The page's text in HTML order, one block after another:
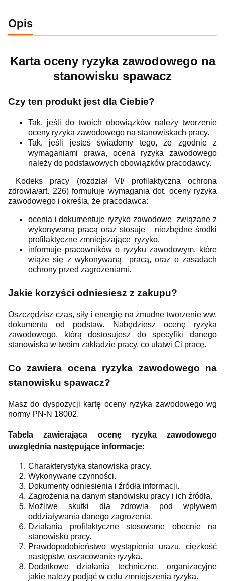
Opis
Karta oceny ryzyka zawodowego na
stanowisku spawacz
Czy ten produkt jest dla Ciebie?
Tak, jeśli do twoich obowiązków należy tworzenie
oceny ryzyka zawodowego na stanowiskach pracy.
Tak, jeśli jesteś świadomy tego, że zgodnie z
wymaganiami prawa, ocena ryzyka zawodowego
należy do podstawowych obowiązków pracodawcy.
Kodeks pracy (rozdział VI/ profilaktyczna ochrona
zdrowia/art. 226) formułuje wymagania dot. oceny ryzyka
zawodowego i określa, że pracodawca:
ocenia i dokumentuje ryzyko zawodowe związane z
wykonywaną pracą oraz stosuje niezbędne środki
profilaktyczne zmniejszające ryzyko,
informuje pracowników o ryzyku zawodowym, które
wiąże się z wykonywaną pracą, oraz o zasadach
ochrony przed zagrożeniami.
Jakie korzyści odniesiesz z zakupu?
Oszczędzisz czas, siły i energię na żmudne tworzenie ww.
dokumentu od podstaw. Nabędziesz ocenę ryzyka
zawodowego, którą dostosujesz do specyfiki danego
stanowiska w twoim zakładzie pracy, co ułatwi Ci pracę.
Co zawiera ocena ryzyka zawodowego na
stanowisku spawacz?
Masz do dyspozycji kartę oceny ryzyka zawodowego wg
normy PN-N 18002.
Tabela zawierająca ocenę ryzyka zawodowego
uwzględnia następujące informacje:
Charakterystyka stanowiska pracy.
Wykonywane czynności.
Dokumenty odniesienia i źródła informacji.
Zagrożenia na danym stanowisku pracy i ich źródła.
Możliwe skutki dla zdrowia pod wpływem
oddziaływania danego zagrożenia.
Działania profilaktyczne stosowane obecnie na
stanowisku pracy.
Prawdopodobieństwo wystąpienia urazu, ciężkość
następstw, oszacowanie ryzyka.
Dodatkowe działania techniczne, organizacyjne
jakie należy podjąć w celu zmniejszenia ryzyka.